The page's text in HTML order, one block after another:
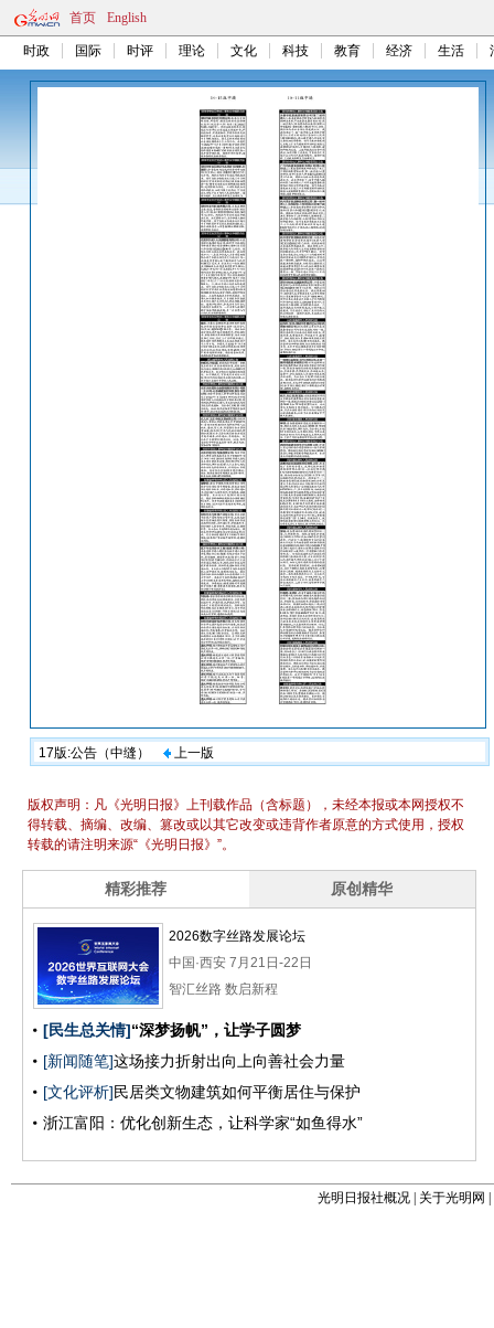
首页 English
时政 国际 时评 理论 文化 科技 教育 经济 生活
17版:公告（中缝） 上一版
光明日报社概况 关于光明网